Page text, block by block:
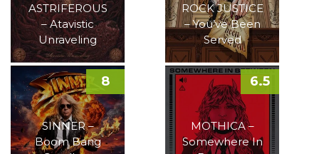
ASTRIFEROUS
– Atavistic
Unraveling
ROCK JUSTICE
– You’ve Been
Served
SINNER –
Boom Bang
8
MOTHICA –
Somewhere In
6.5